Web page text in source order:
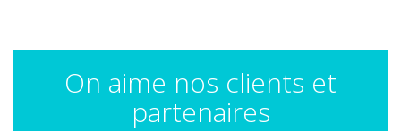
On aime nos clients et
partenaires